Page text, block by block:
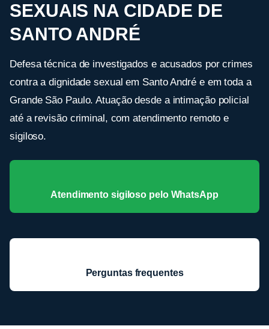
SEXUAIS NA CIDADE DE
SANTO ANDRÉ
Defesa técnica de investigados e acusados por crimes
contra a dignidade sexual em Santo André e em toda a
Grande São Paulo. Atuação desde a intimação policial
até a revisão criminal, com atendimento remoto e
sigiloso.
Atendimento sigiloso pelo WhatsApp
Perguntas frequentes